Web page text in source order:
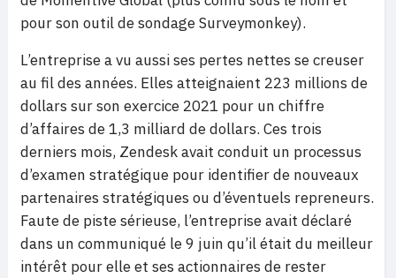
pour son outil de sondage Surveymonkey).
L’entreprise a vu aussi ses pertes nettes se creuser
au fil des années. Elles atteignaient 223 millions de
dollars sur son exercice 2021 pour un chiffre
d’affaires de 1,3 milliard de dollars. Ces trois
derniers mois, Zendesk avait conduit un processus
d’examen stratégique pour identifier de nouveaux
partenaires stratégiques ou d’éventuels repreneurs.
Faute de piste sérieuse, l’entreprise avait déclaré
dans un communiqué le 9 juin qu’il était du meilleur
intérêt pour elle et ses actionnaires de rester